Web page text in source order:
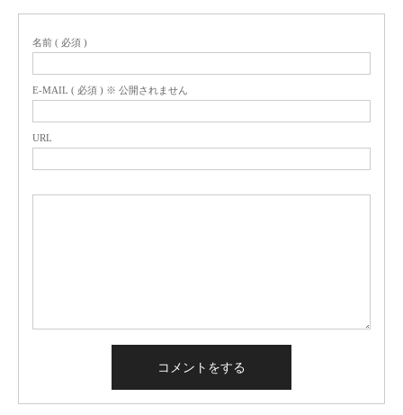
名前 ( 必須 )
E-MAIL ( 必須 ) ※ 公開されません
URL